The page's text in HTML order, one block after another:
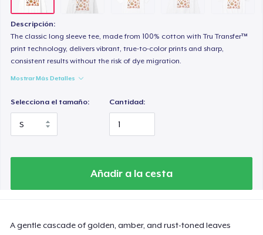
Descripción:
The classic long sleeve tee, made from 100% cotton with Tru Transfer™
print technology, delivers vibrant, true-to-color prints and sharp,
consistent results without the risk of dye migration.
Mostrar Más Detalles
Selecciona el tamaño: Cantidad:
Añadir a la cesta
A gentle cascade of golden, amber, and rust-toned leaves
Heavy Tee
Tru transfer Printed Premium Tee
29,99 US$
27,99 US$
Tru Transfer Unisex Crewneck Sweatshirt
Classic Long Sleeve Tee